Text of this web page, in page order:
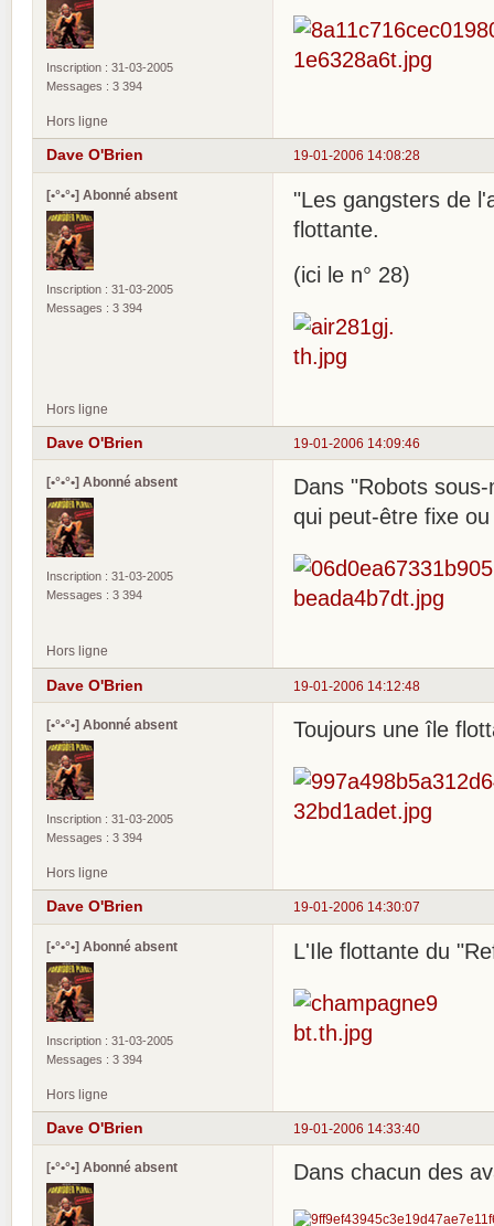
Inscription : 31-03-2005
Messages : 3 394
Hors ligne
19-01-2006 14:08:28
Dave O'Brien
[•°•°•] Abonné absent
Inscription : 31-03-2005
Messages : 3 394
"Les gangsters de
flottante.
(ici le n° 28)
Hors ligne
19-01-2006 14:09:46
Dave O'Brien
[•°•°•] Abonné absent
Inscription : 31-03-2005
Messages : 3 394
Dans "Robots
qui peut-être fixe
Hors ligne
19-01-2006 14:12:48
Dave O'Brien
[•°•°•] Abonné absent
Inscription : 31-03-2005
Messages : 3 394
Toujours une île
Hors ligne
19-01-2006 14:30:07
Dave O'Brien
[•°•°•] Abonné absent
Inscription : 31-03-2005
Messages : 3 394
L'Ile flottante du
Hors ligne
19-01-2006 14:33:40
Dave O'Brien
[•°•°•] Abonné absent Dans chacun des